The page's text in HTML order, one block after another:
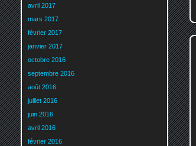
avril 2017
mars 2017
février 2017
janvier 2017
octobre 2016
septembre 2016
août 2016
juillet 2016
juin 2016
avril 2016
février 2016